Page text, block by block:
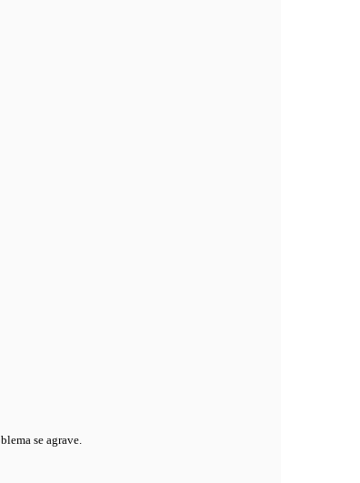
se agrave.